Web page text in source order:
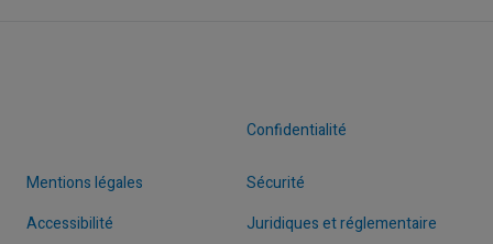
Confidentialité
Mentions légales
Sécurité
Accessibilité
Juridiques et réglementaire